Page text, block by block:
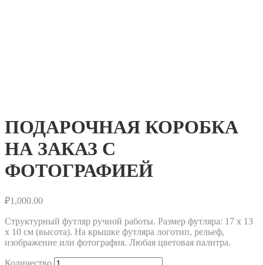
ПОДАРОЧНАЯ КОРОБКА
НА ЗАКАЗ С
ФОТОГРАФИЕЙ
₽1,000.00
Структурный футляр ручной работы. Размер футляра: 17 х 13
х 10 см (высота). На крышке футляра логотип, рельеф,
изображение или фотография. Любая цветовая палитра.